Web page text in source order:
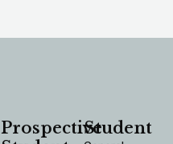
ProspectiveStudent